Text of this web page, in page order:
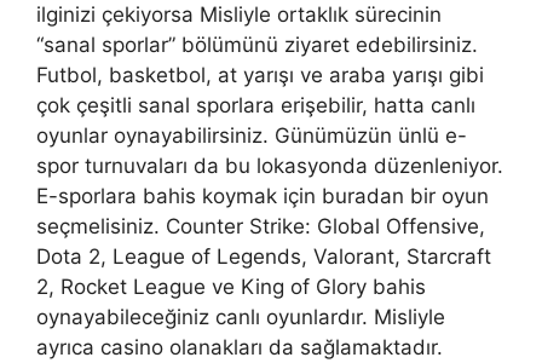
ilginizi çekiyorsa Misliyle ortaklık sürecinin
“sanal sporlar” bölümünü ziyaret edebilirsiniz.
Futbol, ​​basketbol, ​​at yarışı ve araba yarışı gibi
çok çeşitli sanal sporlara erişebilir, hatta canlı
oyunlar oynayabilirsiniz. Günümüzün ünlü e-
spor turnuvaları da bu lokasyonda düzenleniyor.
E-sporlara bahis koymak için buradan bir oyun
seçmelisiniz. Counter Strike: Global Offensive,
Dota 2, League of Legends, Valorant, Starcraft
2, Rocket League ve King of Glory bahis
oynayabileceğiniz canlı oyunlardır. Misliyle
ayrıca casino olanakları da sağlamaktadır.